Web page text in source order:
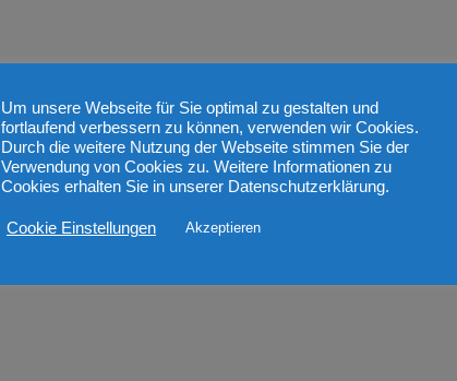
Um unsere Webseite für Sie optimal zu gestalten und
fortlaufend verbessern zu können, verwenden wir Cookies.
Durch die weitere Nutzung der Webseite stimmen Sie der
Verwendung von Cookies zu. Weitere Informationen zu
Cookies erhalten Sie in unserer Datenschutzerklärung.
Cookie Einstellungen Akzeptieren